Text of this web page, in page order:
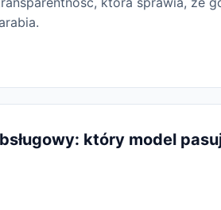
który model